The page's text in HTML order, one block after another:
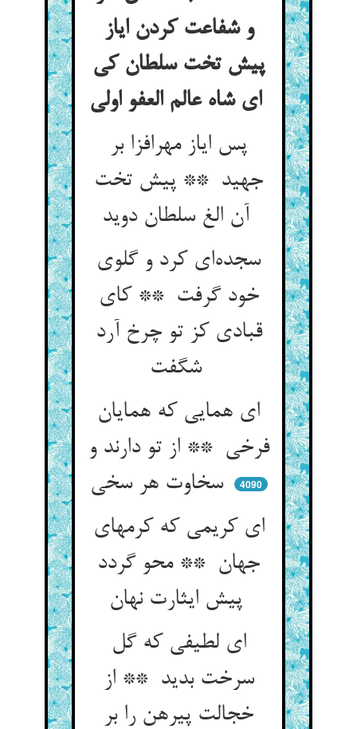
و شفاعت کردن ایاز
پیش تخت سلطان کی
ای شاه عالم العفو اولی
پس ایاز مهرافزا بر
جهید ** پیش تخت
سجده‌ای کرد و گلوی
خود گرفت ** کای
قبادی کز تو چرخ آرد
شگفت
ای همایی که همایان
فرخی ** از تو دارند و
سخاوت هر سخی
4090
ای کریمی که کرمهای
جهان ** محو گردد
پیش ایثارت نهان
ای لطیفی که گل
سرخت بدید ** از
خجالت پیرهن را بر